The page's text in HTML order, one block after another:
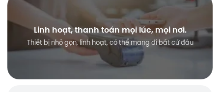
Linh hoạt, thanh toán mọi lúc, mọi nơi.
Thiết bị nhỏ gọn, linh hoạt, có thể mang đi bất cứ đâu